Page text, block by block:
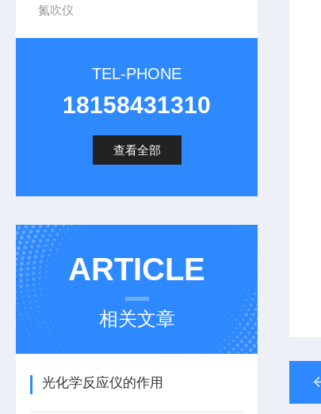
氮吹仪
TEL-PHONE
18158431310
查看全部
ARTICLE
相关文章
光化学反应仪的作用